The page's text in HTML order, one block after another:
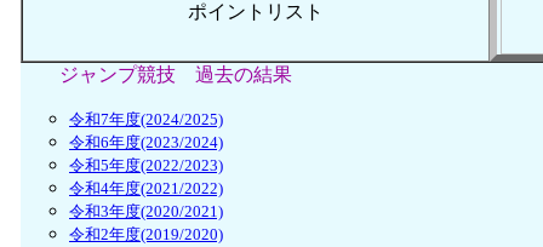
ポイントリスト
ジャンプ競技 過去の結果
令和7年度(2024/2025)
令和6年度(2023/2024)
令和5年度(2022/2023)
令和4年度(2021/2022)
令和3年度(2020/2021)
令和2年度(2019/2020)